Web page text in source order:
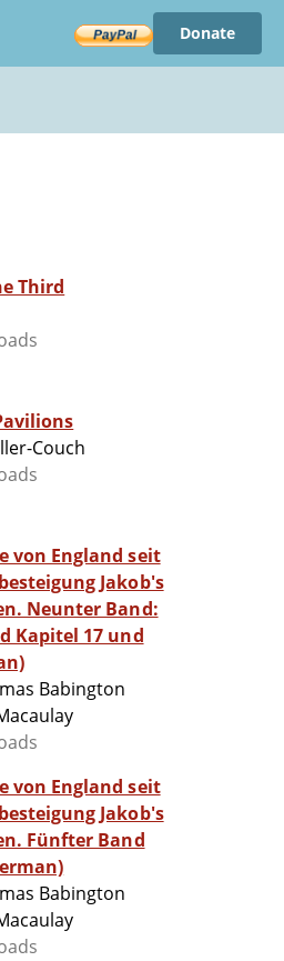
Donate
Third
Couch
von England seit
Jakob's
Neunter Band:
Kapitel 17 und
Babington
von England seit
Jakob's
Fünfter Band
Babington